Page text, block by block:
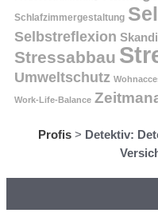
Schlafzimmergestaltung
Selbstreflexion
Stressabbau
Umweltschutz
Work-Life-Balance
Profis> Detektiv: